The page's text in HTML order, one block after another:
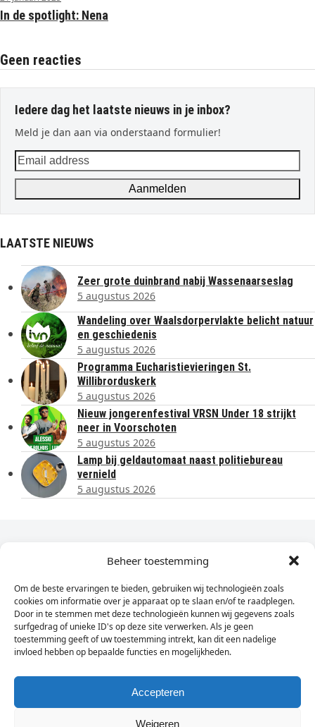
Beheer toestemming
Om de beste ervaringen te bieden, gebruiken wij technologieën zoals
cookies om informatie over je apparaat op te slaan en/of te raadplegen.
Door in te stemmen met deze technologieën kunnen wij gegevens zoals
surfgedrag of unieke ID's op deze site verwerken. Als je geen
toestemming geeft of uw toestemming intrekt, kan dit een nadelige
invloed hebben op bepaalde functies en mogelijkheden.
Accepteren
Weigeren
In de spotlight: Nena
Geen reacties
Iedere dag het laatste nieuws in je inbox?
Meld je dan aan via onderstaand formulier!
Email
address
Aanmelden
LAATSTE NIEUWS
Zeer grote duinbrand nabij Wassenaarseslag
5 augustus 2026
Wandeling over Waalsdorpervlakte belicht natuur
en geschiedenis
5 augustus 2026
Programma Eucharistievieringen St.
Willibrorduskerk
5 augustus 2026
Nieuw jongerenfestival VRSN Under 18 strijkt
neer in Voorschoten
5 augustus 2026
Lamp bij geldautomaat naast politiebureau
vernield
5 augustus 2026
Dagelijks het laatste nieuws in je e-mail?
Vul
hier
je
e-
mailadres
in
Sign Up